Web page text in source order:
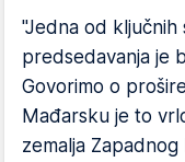
"Jedna od
predsedavanja je
Govorimo o
Mađarsku je to
zemalja